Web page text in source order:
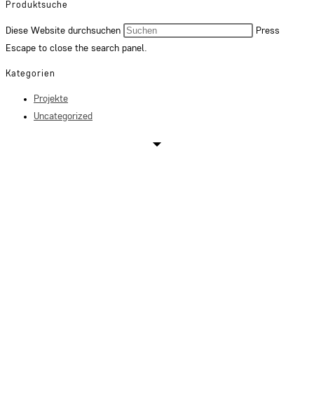
Produktsuche
Diese Website durchsuchen
Press
Escape to close the search panel.
Kategorien
Projekte
Uncategorized